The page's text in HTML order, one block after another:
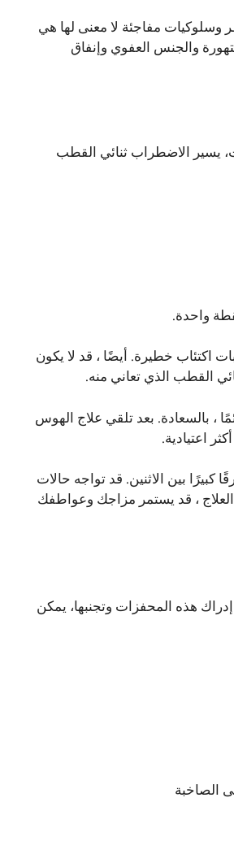
وسلوكيات مفاجئة لا معنى لها هي
والجنس العفوي وإنفاق
يسير الاضطراب ثنائي القطب
واحدة.
اكتئاب خطيرة. أيضًا ، قد لا يكون
القطب الذي تعاني منه.
، بالسعادة. بعد تلقي علاج الهوس
اعتيادية.
بين الاثنين. قد تواجه حالات
، قد يستمر مزاجك وعواطفك
هذه المحفزات وتجنبها، يمكن
الصاخبة